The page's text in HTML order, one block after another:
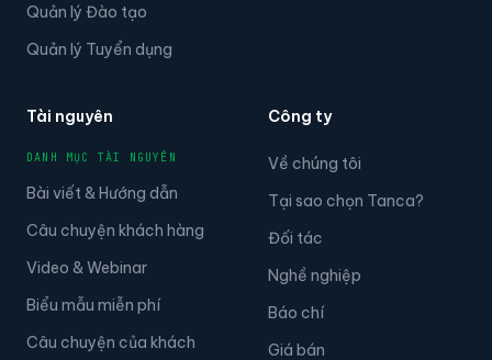
Quản lý Đào tạo
Quản lý Tuyển dụng
Tài nguyên
DANH MỤC TÀI NGUYÊN
Bài viết & Hướng dẫn
Câu chuyện khách hàng
Video & Webinar
Biểu mẫu miễn phí
Câu chuyện của khách
Công ty
Về chúng tôi
Tại sao chọn Tanca?
Đối tác
Nghề nghiệp
Báo chí
Giá bán